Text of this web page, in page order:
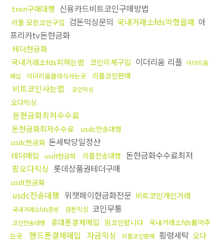
tron구매대행 신용카드비트코인구매방법
리플 모든코인구입 검돈믹싱문의 국내거래소fds막혔을때 아
프리카tv돈현금화
테더현금화
국내거래소fds피하는법
코인이체구입 이더리움 리플 이더리움
매입
이더리움클레식사는곳 리플코인판매
비트코인사는법 코인믹싱
오다믹싱
돈현금화최저수수료
돈현금화최저수수료
usdc전송대행
usdc현금화 돈세탁당일정산
테더매입 usdt현금화 리플전송대행 돈현금화수수료최저
핑오다믹싱 롯데상품권테더구매
usdt현금화
usdc전송대행 위챗페이현금화전문 비트코인개인거래
국내거래소fds증빙 검돈믹싱 코인무통
코인전송대행 휴대폰결제매입 밈코인팝니다 국내거래소fds뚫어주
는곳
핸드폰결제매입 자금믹싱 리플코인판매 횡령세탁 오다